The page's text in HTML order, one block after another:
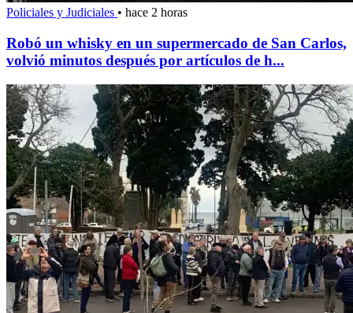
Policiales y Judiciales • hace 2 horas
Robó un whisky en un supermercado de San Carlos,
volvió minutos después por artículos de h...